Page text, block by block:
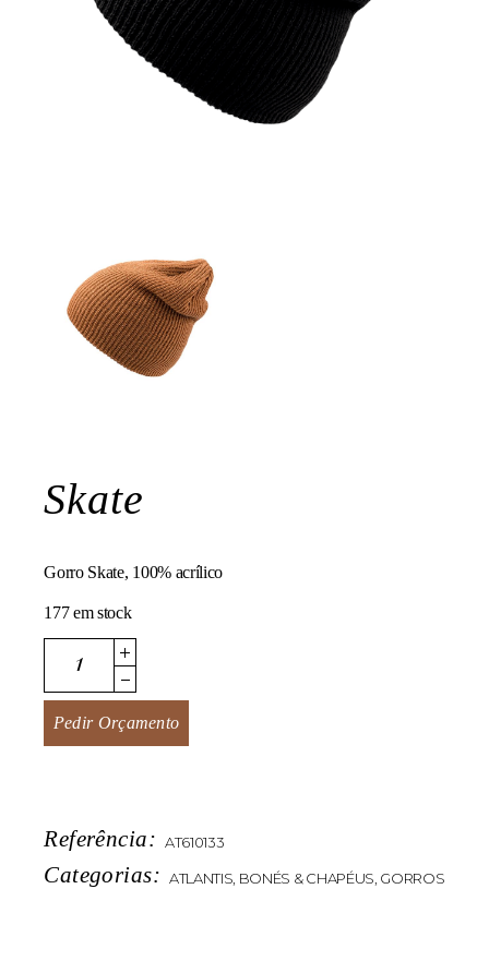
Skate
Gorro Skate, 100% acrílico
177 em stock
Skate quantity
Pedir Orçamento
Referência: AT610133
Categorias: ATLANTIS, BONÉS & CHAPÉUS, GORROS